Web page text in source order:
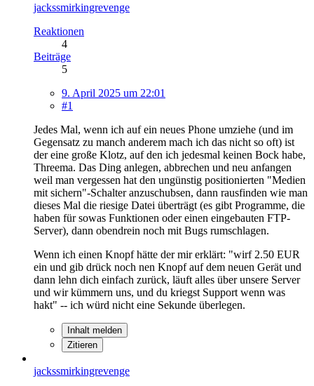
jackssmirkingrevenge
Reaktionen
4
Beiträge
5
9. April 2025 um 22:01
#1
Jedes Mal, wenn ich auf ein neues Phone umziehe (und im
Gegensatz zu manch anderem mach ich das nicht so oft) ist
der eine große Klotz, auf den ich jedesmal keinen Bock habe,
Threema. Das Ding anlegen, abbrechen und neu anfangen
weil man vergessen hat den ungünstig positionierten "Medien
mit sichern"-Schalter anzuschubsen, dann rausfinden wie man
dieses Mal die riesige Datei überträgt (es gibt Programme, die
haben für sowas Funktionen oder einen eingebauten FTP-
Server), dann obendrein noch mit Bugs rumschlagen.
Wenn ich einen Knopf hätte der mir erklärt: "wirf 2.50 EUR
ein und gib drück noch nen Knopf auf dem neuen Gerät und
dann lehn dich einfach zurück, läuft alles über unsere Server
und wir kümmern uns, und du kriegst Support wenn was
hakt" -- ich würd nicht eine Sekunde überlegen.
Inhalt melden
Zitieren
jackssmirkingrevenge